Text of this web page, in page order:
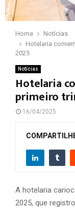
Home
Notícias
Hotelaria
2025
Notícias
Hotelaria
primeiro
16/04/2025
A hotelaria
2025, que